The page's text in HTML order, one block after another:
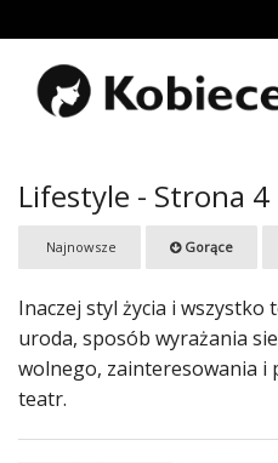
Uroda
Miłość
Rodzina
Dziecko
Przepisy
kulinarne
Kobiece
Lifestyle - Strona 4
Najnowsze Gorące
Inaczej styl życia i wszystko
uroda, sposób wyrażania
wolnego, zainteresowania i
teatr.